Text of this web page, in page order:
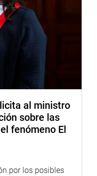
al ministro
sobre las
fenómeno El
por los posibles